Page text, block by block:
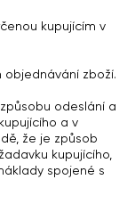
kupujícím v
objednávání zboží.
odeslání a
a v
že je způsob
kupujícího,
spojené s